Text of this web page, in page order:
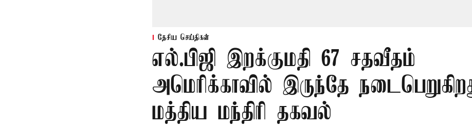
தேசிய செய்திகள்
எல்.பிஜி இறக்குமதி 67 சதவீதம்
அமெரிக்காவில் இருந்தே
மத்திய மந்திரி தகவல்